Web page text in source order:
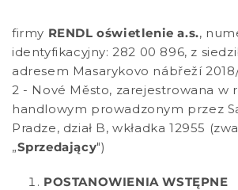
firmy RENDL oświetlenie a.s.,
identyfikacyjny: 282 00 896, z
adresem Masarykovo nábřeží
2 - Nové Město, zarejestrowana w
handlowym prowadzonym przez
Pradze, dział B, wkładka 12955
„Sprzedający")
POSTANOWIENIA WSTĘPNE